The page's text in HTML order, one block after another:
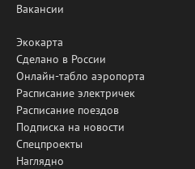
Вакансии
Экокарта
Сделано в России
Онлайн-табло аэропорта
Расписание электричек
Расписание поездов
Подписка на новости
Спецпроекты
Наглядно